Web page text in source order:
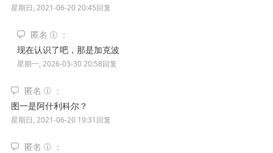
星期日, 2021-06-20 20:45回复
匿名
现在认识了吧，那是加克波
星期一, 2026-03-30 20:58回复
匿名
图一是阿什利科尔？
星期日, 2021-06-20 19:31回复
匿名